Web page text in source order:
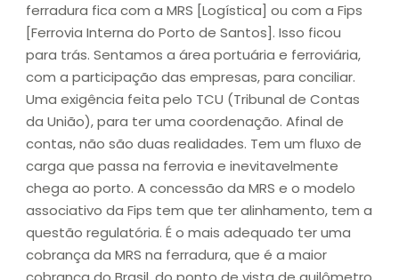
ferradura fica com a MRS [Logística] ou com a Fips
[Ferrovia Interna do Porto de Santos]. Isso ficou
para trás. Sentamos a área portuária e ferroviária,
com a participação das empresas, para conciliar.
Uma exigência feita pelo TCU (Tribunal de Contas
da União), para ter uma coordenação. Afinal de
contas, não são duas realidades. Tem um fluxo de
carga que passa na ferrovia e inevitavelmente
chega ao porto. A concessão da MRS e o modelo
associativo da Fips tem que ter alinhamento, tem a
questão regulatória. É o mais adequado ter uma
cobrança da MRS na ferradura, que é a maior